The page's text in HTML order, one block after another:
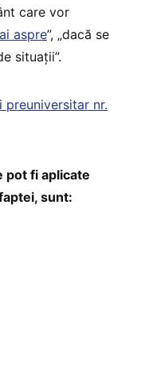
care vor
aspre”, „dacă se
situații”.
preuniversitar nr.
pot fi aplicate
sunt: